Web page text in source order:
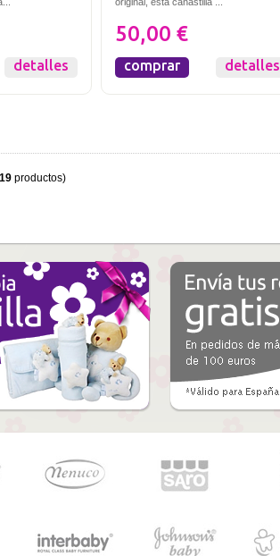
detalles
50,00 €
comprar detalles
19 productos)